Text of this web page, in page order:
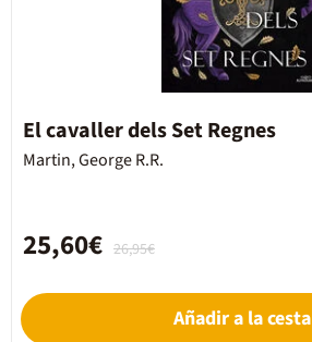
El cavaller dels Set Regnes
Martin, George R.R.
26,95€
25,60€
Añadir a la cesta